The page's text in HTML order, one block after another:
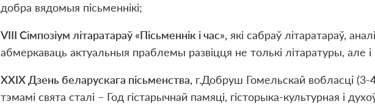
добра вядомыя пісьменнікі;
VIII Сімпозіум літаратараў «Пісьменнік ічас», які сабраў літаратараў, аналі
абмеркаваць актуальныя праблемы развіцця не толькі літаратуры, але і
XXIX Дзень беларускага пісьменства, г.Добруш Гомельскай вобласці (3-
тэмамі свята сталі – Год гістарычнай памяці, гісторыка-культурная і